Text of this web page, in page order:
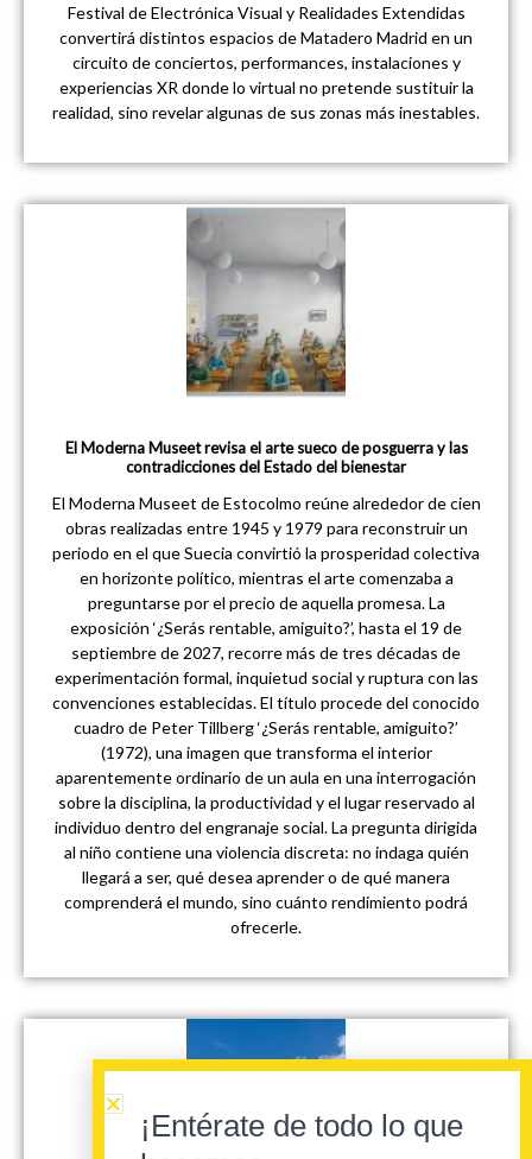
Festival de Electrónica Visual y Realidades Extendidas
convertirá distintos espacios de Matadero Madrid en un
circuito de conciertos, performances, instalaciones y
experiencias XR donde lo virtual no pretende sustituir la
realidad, sino revelar algunas de sus zonas más inestables.
El Moderna Museet revisa el arte sueco de posguerra y las
contradicciones del Estado del bienestar
El Moderna Museet de Estocolmo reúne alrededor de cien
obras realizadas entre 1945 y 1979 para reconstruir un
periodo en el que Suecia convirtió la prosperidad colectiva
en horizonte político, mientras el arte comenzaba a
preguntarse por el precio de aquella promesa. La
exposición ‘¿Serás rentable, amiguito?’, hasta el 19 de
septiembre de 2027, recorre más de tres décadas de
experimentación formal, inquietud social y ruptura con las
convenciones establecidas. El título procede del conocido
cuadro de Peter Tillberg ‘¿Serás rentable, amiguito?’
(1972), una imagen que transforma el interior
aparentemente ordinario de un aula en una interrogación
sobre la disciplina, la productividad y el lugar reservado al
individuo dentro del engranaje social. La pregunta dirigida
al niño contiene una violencia discreta: no indaga quién
llegará a ser, qué desea aprender o de qué manera
comprenderá el mundo, sino cuánto rendimiento podrá
ofrecerle.
¡Entérate de todo lo que